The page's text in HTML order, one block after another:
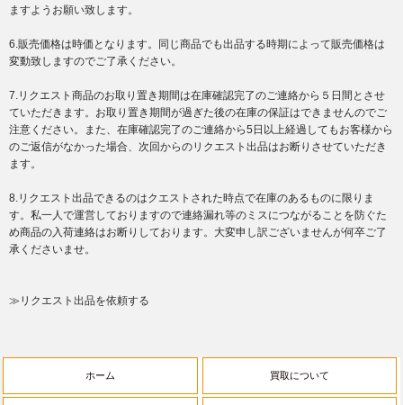
ますようお願い致します。
6.販売価格は時価となります。同じ商品でも出品する時期によって販売価格は
変動致しますのでご了承ください。
7.リクエスト商品のお取り置き期間は在庫確認完了のご連絡から５日間とさせ
ていただきます。お取り置き期間が過ぎた後の在庫の保証はできませんのでご
注意ください。また、在庫確認完了のご連絡から5日以上経過してもお客様から
のご返信がなかった場合、次回からのリクエスト出品はお断りさせていただき
ます。
8.リクエスト出品できるのはクエストされた時点で在庫のあるものに限りま
す。私一人で運営しておりますので連絡漏れ等のミスにつながることを防ぐた
め商品の入荷連絡はお断りしております。大変申し訳ございませんが何卒ご了
承くださいませ。
≫リクエスト出品を依頼する
ホーム 買取について